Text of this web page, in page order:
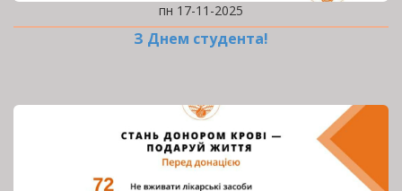
пн 17-11-2025
З Днем студента!